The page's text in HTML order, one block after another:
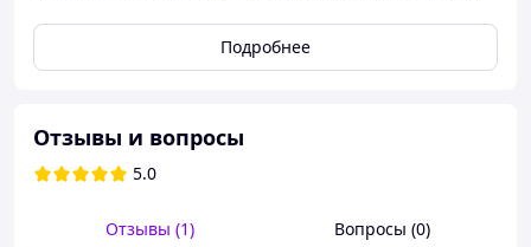
получения;5).Самые низкие цены по Украине;6).Вся
обувь топ качества и только ходовые модели,
клиентам скидки на товар!-размер 35- стелька 22.5 см-
Размер 36-Стелька 23 см-размер 37- стелька 23.5 см-
Размер 38-Стелька 24 см-Размер 39-Стелька 25 см-
Размер 39-Стелька 25.5 см-размер 40- стелька 26 см-
Подробнее
Отзывы и вопросы
5.0
Отзывы (1) Вопросы (0)